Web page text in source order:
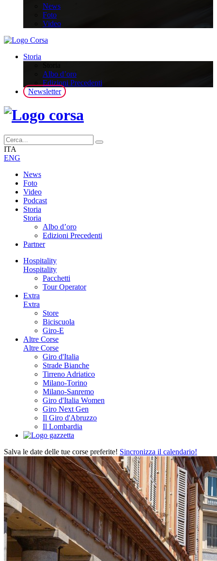
News
Foto
Video
Storia
Albo d’oro
Edizioni Precedenti
Newsletter
ITA
ENG
News
Foto
Video
Podcast
Storia
Storia
Albo d’oro
Edizioni Precedenti
Partner
Hospitality
Hospitality
Pacchetti
Tour Operator
Extra
Extra
Store
Biciscuola
Giro-E
Altre Corse
Altre Corse
Giro d'Italia
Strade Bianche
Tirreno Adriatico
Milano-Torino
Milano-Sanremo
Giro d'Italia Women
Giro Next Gen
Il Giro d'Abruzzo
Il Lombardia
Salva le date delle tue corse preferite! Sincronizza il calendario!